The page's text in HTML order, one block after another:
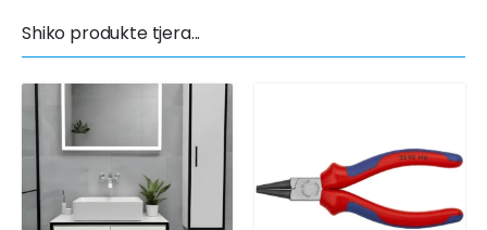
Shiko produkte tjera...